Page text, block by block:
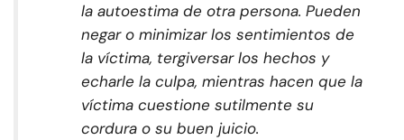
la autoestima de otra persona. Pueden
negar o minimizar los sentimientos de
la víctima, tergiversar los hechos y
echarle la culpa, mientras hacen que la
víctima cuestione sutilmente su
cordura o su buen juicio.